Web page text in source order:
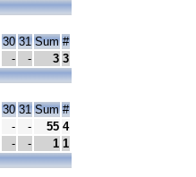
30 31 Sum #
- - 3 3
30 31 Sum #
- - 55 4
- - 1 1